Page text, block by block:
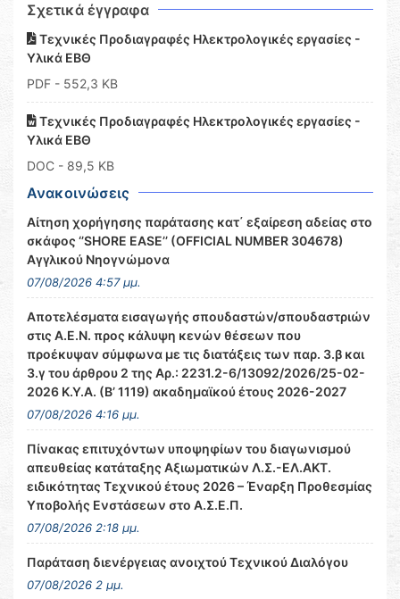
Σχετικά έγγραφα
Τεχνικές Προδιαγραφές Ηλεκτρολογικές εργασίες -
Υλικά ΕΒΘ
PDF - 552,3 KB
Τεχνικές Προδιαγραφές Ηλεκτρολογικές εργασίες -
Υλικά ΕΒΘ
DOC - 89,5 KB
Ανακοινώσεις
Αίτηση χορήγησης παράτασης κατ΄ εξαίρεση αδείας στο
σκάφος ‘’SHORE EASE’’ (OFFICIAL NUMBER 304678)
Αγγλικού Νηογνώμονα
07/08/2026 4:57 μμ.
Αποτελέσματα εισαγωγής σπουδαστών/σπουδαστριών
στις Α.Ε.Ν. προς κάλυψη κενών θέσεων που
προέκυψαν σύμφωνα με τις διατάξεις των παρ. 3.β και
3.γ του άρθρου 2 της Αρ.: 2231.2-6/13092/2026/25-02-
2026 Κ.Υ.Α. (Β’ 1119) ακαδημαϊκού έτους 2026-2027
07/08/2026 4:16 μμ.
Πίνακας επιτυχόντων υποψηφίων του διαγωνισμού
απευθείας κατάταξης Αξιωματικών Λ.Σ.-ΕΛ.ΑΚΤ.
ειδικότητας Τεχνικού έτους 2026 – Έναρξη Προθεσμίας
Υποβολής Ενστάσεων στο Α.Σ.Ε.Π.
07/08/2026 2:18 μμ.
Παράταση διενέργειας ανοιχτού Τεχνικού Διαλόγου
07/08/2026 2 μμ.